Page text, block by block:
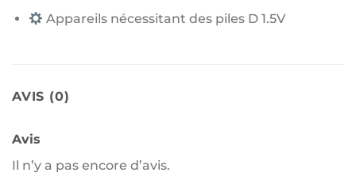
Appareils nécessitant des piles D 1.5V
AVIS (0)
Avis
Il n’y a pas encore d’avis.